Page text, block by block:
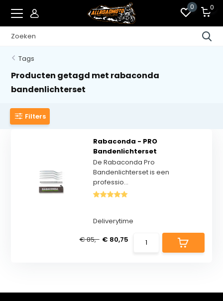
0 0
Tags
Producten getagd met rabaconda
bandenlichterset
Filters
Rabaconda - PRO
Bandenlichterset
De Rabaconda Pro
Bandenlichterset is een
professio...
Deliverytime
€ 85,- € 80,75